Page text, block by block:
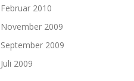
Februar 2010
November 2009
September 2009
Juli 2009